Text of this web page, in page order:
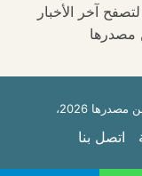
آخر الأخبار
مصدرها
2026،
اتصل بنا